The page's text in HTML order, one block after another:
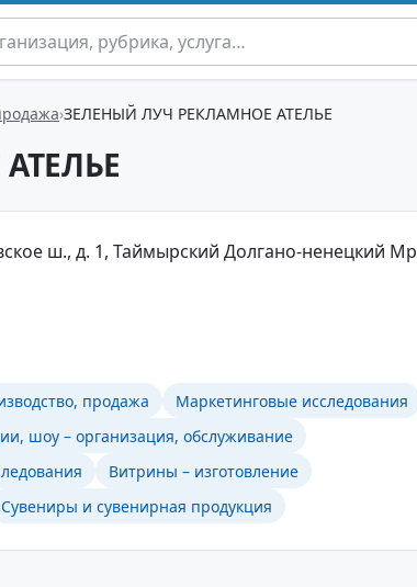
ЗЕЛЕНЫЙ ЛУЧ РЕКЛАМНОЕ АТЕЛЬЕ
ш., д. 1, Таймырский Долгано-ненецкий Мр
продажа
Маркетинговые исследования
шоу – организация, обслуживание
Витрины – изготовление
Сувениры и сувенирная продукция